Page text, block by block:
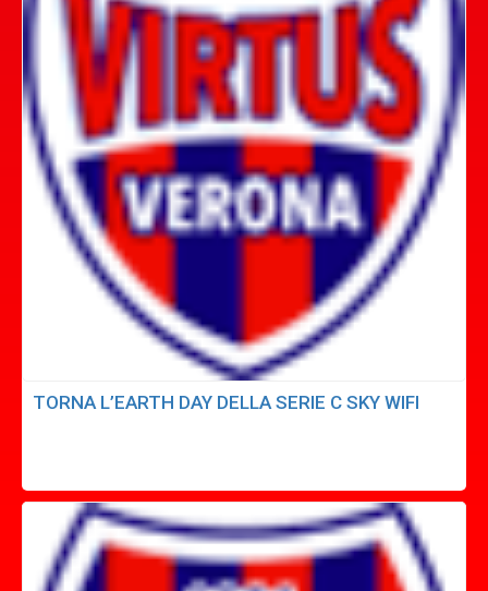
TORNA L’EARTH DAY DELLA SERIE C SKY WIFI